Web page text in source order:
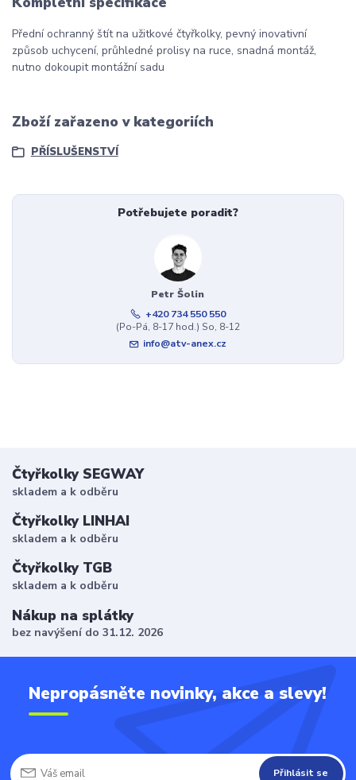
Přední ochranný štít na užitkové čtyřkolky, pevný inovativní
způsob uchycení, průhledné prolisy na ruce, snadná montáž,
nutno dokoupit montážní sadu
Zboží zařazeno v kategoriích
PŘÍSLUŠENSTVÍ
Potřebujete poradit?
Petr Šolin
+420 734 550 550
(Po-Pá, 8-17 hod.) So, 8-12
info@atv-anex.cz
Čtyřkolky SEGWAY
skladem a k odběru
Čtyřkolky LINHAI
skladem a k odběru
Čtyřkolky TGB
skladem a k odběru
Nákup na splátky
bez navýšení do 31.12. 2026
Nepropásněte novinky, akce a slevy!
Přihlásit se